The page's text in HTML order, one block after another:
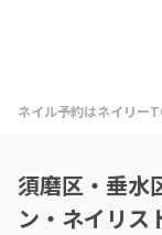
ネイル予約はネイリー
須磨区・垂水
ン・ネイリス